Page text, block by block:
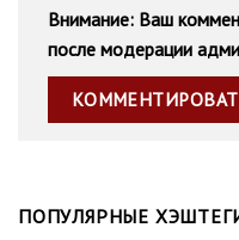
Внимание: Ваш
после модерации
ПОПУЛЯРНЫЕ